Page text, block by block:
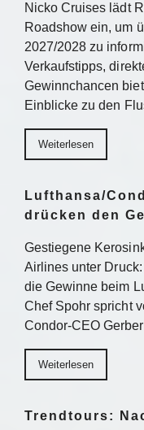
Nicko Cruises lädt
Roadshow ein, um
2027/2028 zu
Verkaufstipps,
Gewinnchancen
Einblicke zu den
Weiterlesen
Lufthansa/
drücken den
Gestiegene
Airlines unter
die Gewinne beim
Chef Spohr spricht
Condor-CEO
Weiterlesen
Trendtours: